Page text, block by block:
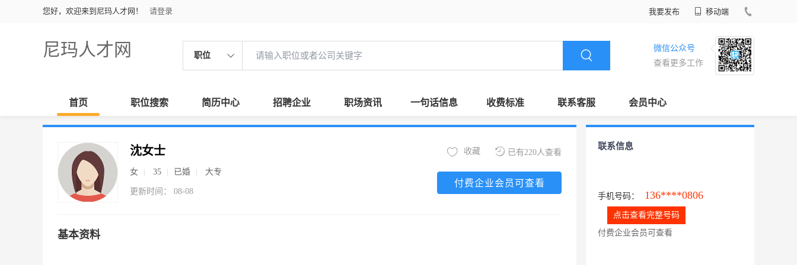
您好，欢迎来到尼玛人才网！ 请登录 我要发布 移动端
尼玛人才网 职位
微信公众号
查看更多工作
首页 职位搜索 简历中心 招聘企业 职场资讯 一句话信息 收费标准 联系客服 会员中心
沈女士
女 35 已婚 大专
更新时间： 08-08
已有220人查看
收藏
付费企业会员可查看
基本资料
联系信息
手机号码： 136****0806
点击查看完整号码
付费企业会员可查看